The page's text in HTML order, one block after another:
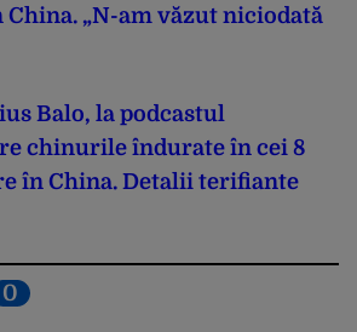
„N-am văzut niciodată
Balo, la podcastul
chinurile îndurate în cei 8
în China. Detalii terifiante
0